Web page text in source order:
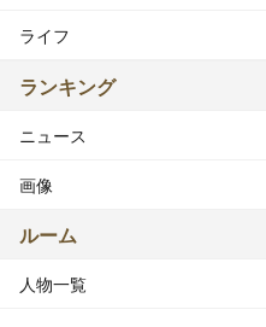
ライフ
ランキング
ニュース
画像
ルーム
人物一覧